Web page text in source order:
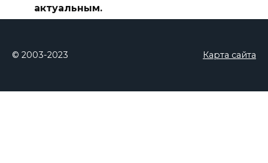
актуальным.
© 2003-2023 Карта сайта